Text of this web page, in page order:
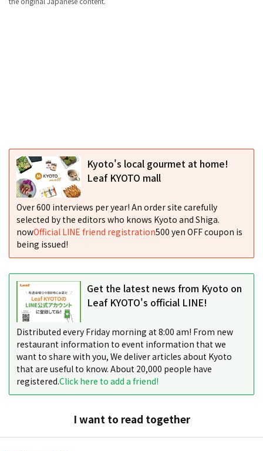
Kyoto's local gourmet at home!
Leaf KYOTO mall
Over 600 interviews per year! An order site carefully
selected by the editors who knows Kyoto and Shiga.
nowOfficial LINE friend registration500 yen OFF coupon is
being issued!
Get the latest news from Kyoto on
Leaf KYOTO's official LINE!
Distributed every Friday morning at 8:00 am! From new
restaurant information to event information that we
want to share with you, We deliver articles about Kyoto
that are useful to know. About 20,000 people have
registered.Click here to add a friend!
I want to read together